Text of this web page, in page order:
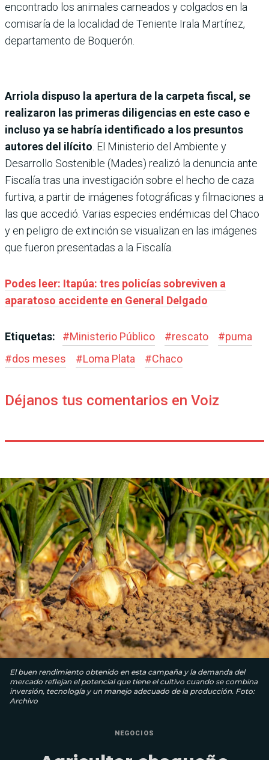
encontrado los animales carneados y colgados en la
comisaría de la localidad de Teniente Irala Martínez,
departamento de Boquerón.
Arriola dispuso la apertura de la carpeta fiscal, se
realizaron las primeras diligencias en este caso e
incluso ya se habría identificado a los presuntos
autores del ilícito. El Ministerio del Ambiente y
Desarrollo Sostenible (Mades) realizó la denuncia ante
Fiscalía tras una investigación sobre el hecho de caza
furtiva, a partir de imágenes fotográficas y filmaciones a
las que accedió. Varias especies endémicas del Chaco
y en peligro de extinción se visualizan en las imágenes
que fueron presentadas a la Fiscalía.
Podes leer: Itapúa: tres policías sobreviven a
aparatoso accidente en General Delgado
Etiquetas: #Ministerio Público #rescato #puma
#dos meses #Loma Plata #Chaco
Déjanos tus comentarios en Voiz
El buen rendimiento obtenido en esta campaña y la demanda del
mercado reflejan el potencial que tiene el cultivo cuando se combina
inversión, tecnología y un manejo adecuado de la producción. Foto:
Archivo
NEGOCIOS